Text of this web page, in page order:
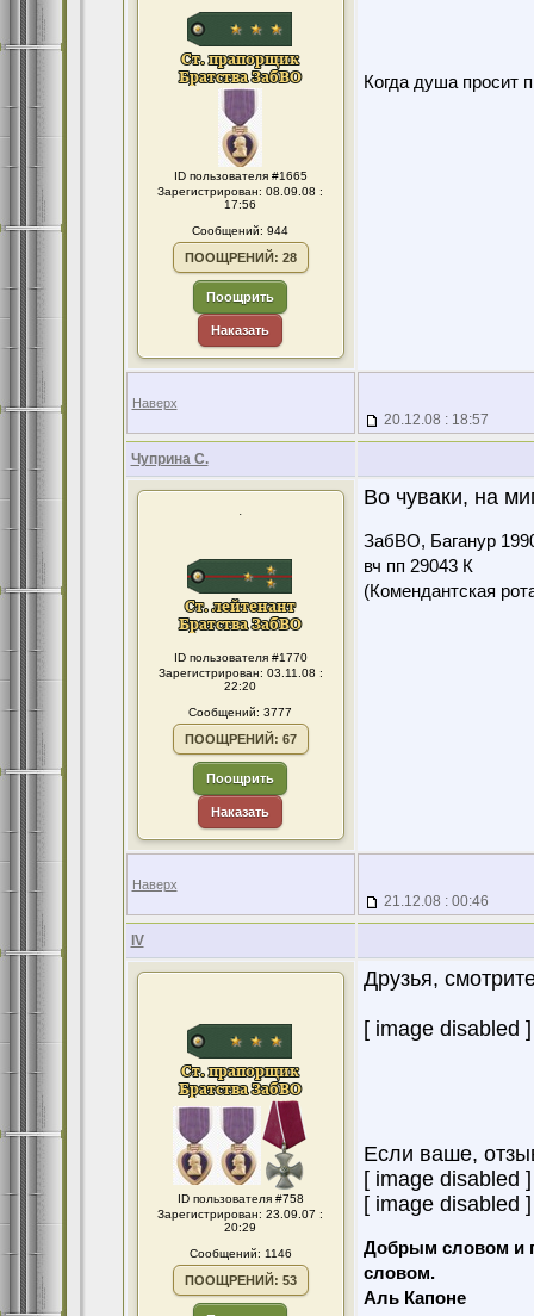
ID пользователя #1665
Зарегистрирован: 08.09.08 :
17:56
Сообщений: 944
ПООЩРЕНИЙ: 28
Поощрить
Наказать
Когда душа просит
Наверх
20.12.08 : 18:57
Чуприна С.
.
ID пользователя #1770
Зарегистрирован: 03.11.08 :
22:20
Сообщений: 3777
ПООЩРЕНИЙ: 67
Поощрить
Наказать
Во чуваки, на
ЗабВО, Баганур
вч пп 29043 К
(Комендантская
Наверх
21.12.08 : 00:46
IV
ID пользователя #758
Зарегистрирован: 23.09.07 :
20:29
Сообщений: 1146
ПООЩРЕНИЙ: 53
Друзья,
[ image disabled ]
Если ваше,
[ image disabled ]
[ image disabled ]
Добрым словом и
словом.
Аль Капоне